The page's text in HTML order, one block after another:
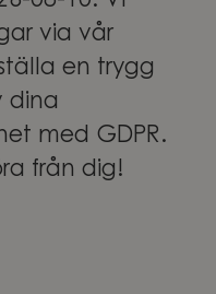
via vår
en trygg
dina
med GDPR.
från dig!